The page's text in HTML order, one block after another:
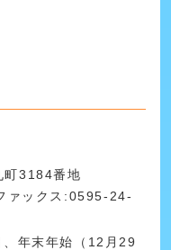
町3184番地
ァックス:0595-24-
年末年始（12月29